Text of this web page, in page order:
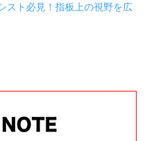
スト必見！指板上の視野を広